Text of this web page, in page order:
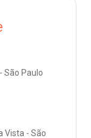
São Paulo
Vista - São